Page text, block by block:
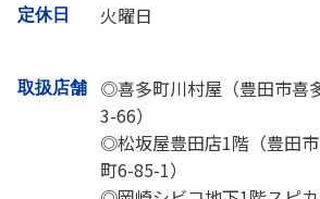
定休日 火曜日
取扱店舗
◎喜多町川村屋（豊田市喜
3-66）
◎松坂屋豊田店1階（豊田
町6-85-1）